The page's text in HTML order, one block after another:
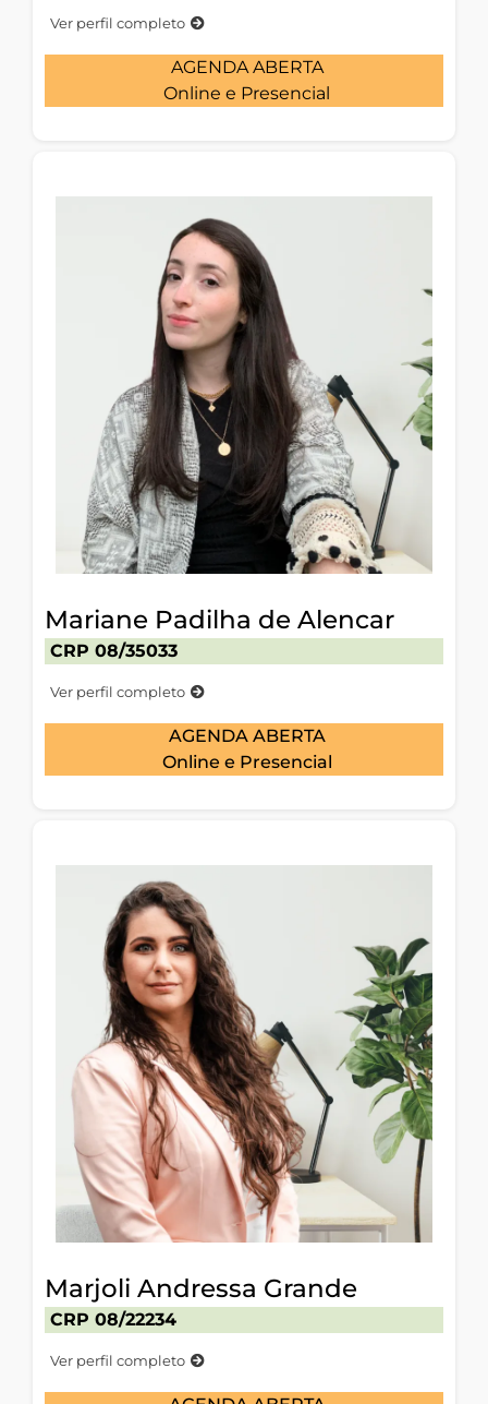
Ver perfil completo
AGENDA ABERTA
Online e Presencial
Mariane Padilha de Alencar
CRP 08/35033
Ver perfil completo
AGENDA ABERTA
Online e Presencial
Marjoli Andressa Grande
CRP 08/22234
Ver perfil completo